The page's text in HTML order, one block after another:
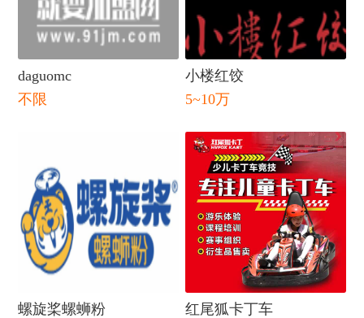
daguomc
不限
小楼红饺
5~10万
螺旋桨螺蛳粉
红尾狐卡丁车